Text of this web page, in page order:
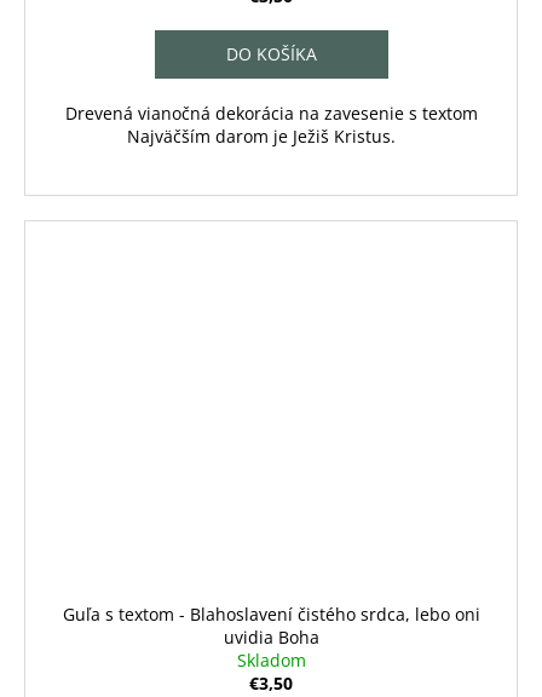
DO KOŠÍKA
Drevená vianočná dekorácia na zavesenie s textom
Najväčším darom je Ježiš Kristus.
Guľa s textom - Blahoslavení čistého srdca, lebo oni
uvidia Boha
Skladom
€3,50